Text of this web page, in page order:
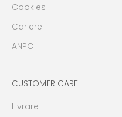
Cookies
Cariere
ANPC
CUSTOMER CARE
Livrare